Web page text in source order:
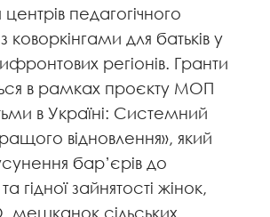
педагогічного
коворкінгами для батьків у
регіонів. Гранти
в рамках проєкту МОП
в Україні: Системний
відновлення», який
бар’єрів до
гідної зайнятості жінок,
сільських